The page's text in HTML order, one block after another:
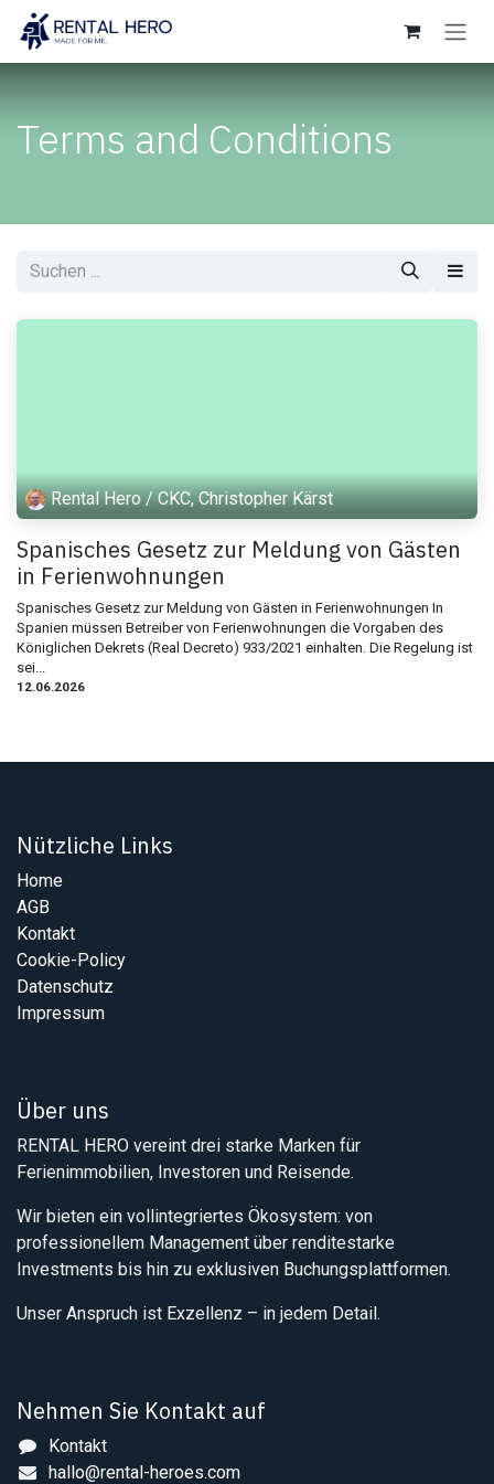
Zum Inhalt springen
Terms and Conditions
Rental Hero / CKC, Christopher Kärst
Spanisches Gesetz zur Meldung von Gästen
in Ferienwohnungen
Spanisches Gesetz zur Meldung von Gästen in Ferienwohnungen In
Spanien müssen Betreiber von Ferienwohnungen die Vorgaben des
Königlichen Dekrets (Real Decreto) 933/2021 einhalten. Die Regelung ist
sei...
12.06.2026
Nützliche Links
Home
AGB
Kontakt
Cookie-Policy
Datenschutz
Impressum
Über uns
RENTAL HERO vereint drei starke Marken für
Ferienimmobilien, Investoren und Reisende.
Wir bieten ein vollintegriertes Ökosystem: von
professionellem Management über renditestarke
Investments bis hin zu exklusiven Buchungsplattformen.
Unser Anspruch ist Exzellenz – in jedem Detail.
Nehmen Sie Kontakt auf
Kontakt
hallo@rental-heroes.com